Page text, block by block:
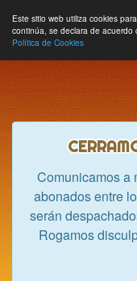
Este sitio web utiliza cookies
continúa, se declara de
Política de Cookies
Hobbycrash
Comunicamos a
abonados entre
serán
Rogamos